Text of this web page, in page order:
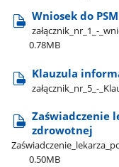
Wniosek do
załącznik​_nr​_1​_-​
0.78MB
Klauzula
załącznik​_nr​_5​_-​
Zaświadczenie
zdrowotnej
0.50MB